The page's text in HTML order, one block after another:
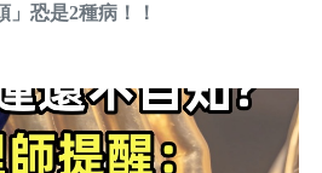
」恐是2種病！！